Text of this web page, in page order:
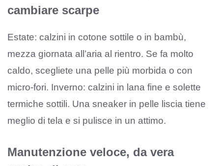
cambiare scarpe
Estate: calzini in cotone sottile o in bambù,
mezza giornata all’aria al rientro. Se fa molto
caldo, scegliete una pelle più morbida o con
micro-fori. Inverno: calzini in lana fine e solette
termiche sottili. Una sneaker in pelle liscia tiene
meglio di tela e si pulisce in un attimo.
Manutenzione veloce, da vera